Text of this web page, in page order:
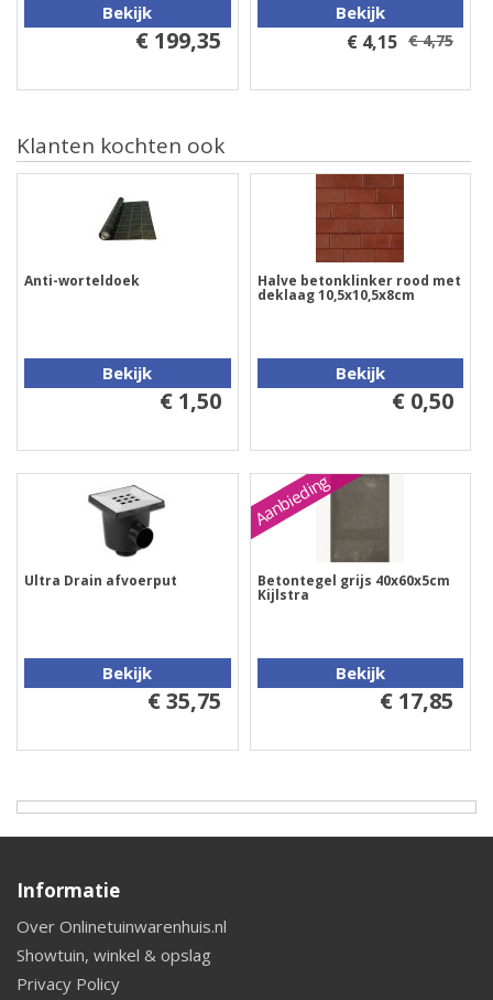
Bekijk
€ 199,35
Bekijk
€ 4,15 € 4,75
Klanten kochten ook
Anti-worteldoek
Bekijk
€ 1,50
Halve betonklinker rood met
deklaag 10,5x10,5x8cm
Bekijk
€ 0,50
Ultra Drain afvoerput
Bekijk
€ 35,75
Aanbieding
Betontegel grijs 40x60x5cm
Kijlstra
Bekijk
€ 17,85
Informatie
Over Onlinetuinwarenhuis.nl
Showtuin, winkel & opslag
Privacy Policy